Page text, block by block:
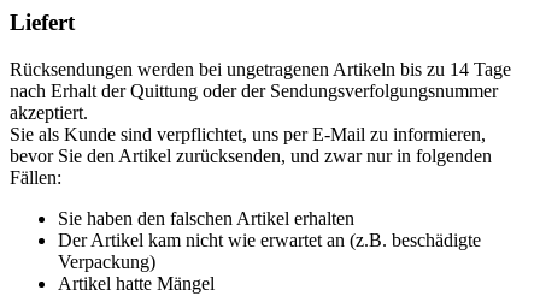
Liefert
Rücksendungen werden bei ungetragenen Artikeln bis zu 14 Tage
nach Erhalt der Quittung oder der Sendungsverfolgungsnummer
akzeptiert.
Sie als Kunde sind verpflichtet, uns per E-Mail zu informieren,
bevor Sie den Artikel zurücksenden, und zwar nur in folgenden
Fällen:
Sie haben den falschen Artikel erhalten
Der Artikel kam nicht wie erwartet an (z.B. beschädigte
Verpackung)
Artikel hatte Mängel